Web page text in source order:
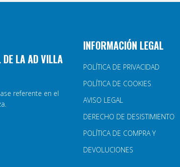
DE LA AD VILLA
referente en el
INFORMACIÓN LEGAL
POLÍTICA DE PRIVACIDAD
POLÍTICA DE COOKIES
AVISO LEGAL
DERECHO DE DESISTIMIENTO
POLÍTICA DE COMPRA Y
DEVOLUCIONES